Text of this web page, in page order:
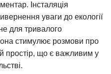
Інсталяція
уваги до екології
для тривалого
стимулює розмови про
простір, що є важливим у